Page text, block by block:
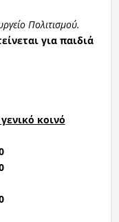
Πολιτισμού.
για παιδιά
κοινό